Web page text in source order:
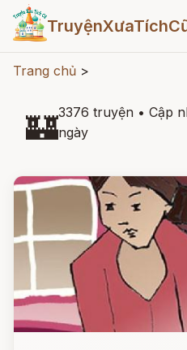
Trang chủ >
🏰3376 truyện • Cập
ngày